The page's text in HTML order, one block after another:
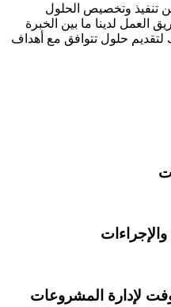
تنفيذ وتخصيص الحلول
العمل لدينا ما بين الخبرة
لتقديم حلول تتوافق مع أهداف
لإدارة المشروعات